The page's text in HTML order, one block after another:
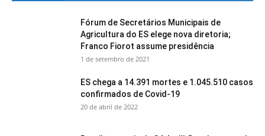
Fórum de Secretários Municipais de
Agricultura do ES elege nova diretoria;
Franco Fiorot assume presidência
1 de setembro de 2021
ES chega a 14.391 mortes e 1.045.510 casos
confirmados de Covid-19
20 de abril de 2022